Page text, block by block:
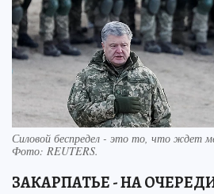
Силовой беспредел - это то, что ждет
Фото: REUTERS.
ЗАКАРПАТЬЕ - НА